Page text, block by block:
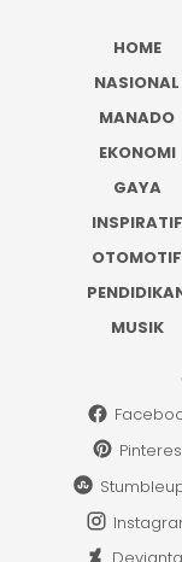
HOME
NASIONAL
MANADO
EKONOMI
GAYA
INSPIRATIF
OTOMOTIF
MUSIK